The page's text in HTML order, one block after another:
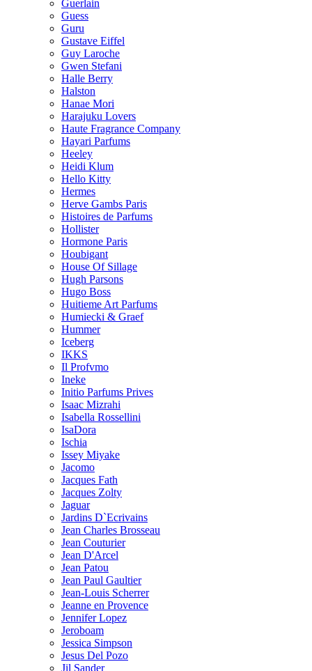
Guerlain
Guess
Guru
Gustave Eiffel
Guy Laroche
Gwen Stefani
Halle Berry
Halston
Hanae Mori
Harajuku Lovers
Haute Fragrance Company
Hayari Parfums
Heeley
Heidi Klum
Hello Kitty
Hermes
Herve Gambs Paris
Histoires de Parfums
Hollister
Hormone Paris
Houbigant
House Of Sillage
Hugh Parsons
Hugo Boss
Huitieme Art Parfums
Humiecki & Graef
Hummer
Iceberg
IKKS
Il Profvmo
Ineke
Initio Parfums Prives
Isaac Mizrahi
Isabella Rossellini
IsaDora
Ischia
Issey Miyake
Jacomo
Jacques Fath
Jacques Zolty
Jaguar
Jardins D`Ecrivains
Jean Charles Brosseau
Jean Couturier
Jean D'Arcel
Jean Patou
Jean Paul Gaultier
Jean-Louis Scherrer
Jeanne en Provence
Jennifer Lopez
Jeroboam
Jessica Simpson
Jesus Del Pozo
Jil Sander